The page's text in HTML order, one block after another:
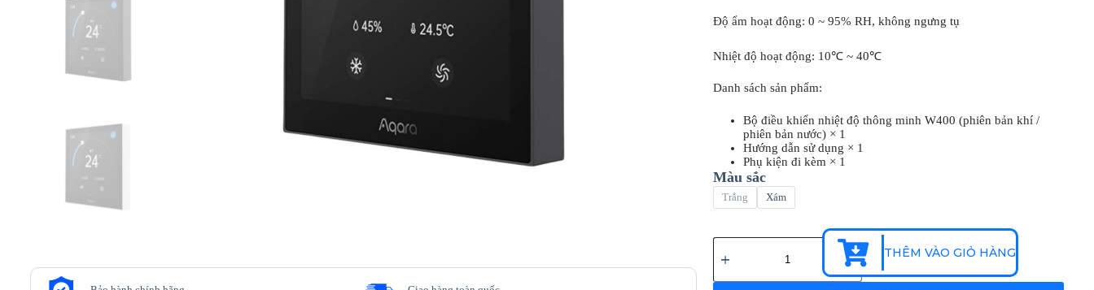
Độ ẩm hoạt động: 0 ~ 95% RH, không ngưng tụ
Nhiệt độ hoạt động: 10℃ ~ 40℃
Danh sách sản phẩm:
Bộ điều khiển nhiệt độ thông minh W400 (phiên bản khí /
phiên bản nước) × 1
Hướng dẫn sử dụng × 1
Phụ kiện đi kèm × 1
Màu sắc
Trắng Xám
THÊM VÀO GIỎ HÀNG